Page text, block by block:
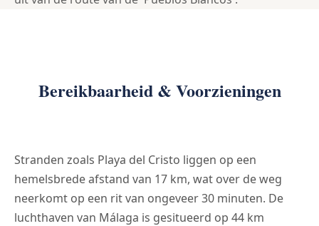
Bereikbaarheid & Voorzieningen
Stranden zoals Playa del Cristo liggen op een
hemelsbrede afstand van 17 km, wat over de weg
neerkomt op een rit van ongeveer 30 minuten. De
luchthaven van Málaga is gesitueerd op 44 km